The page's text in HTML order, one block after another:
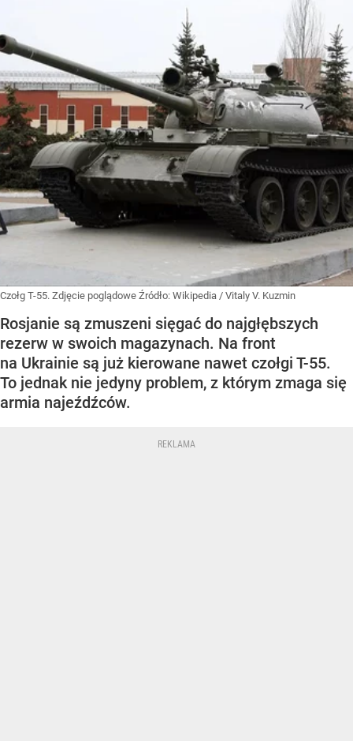
Czołg T-55. Zdjęcie poglądowe Źródło: Wikipedia / Vitaly V. Kuzmin
Rosjanie są zmuszeni sięgać do najgłębszych
rezerw w swoich magazynach. Na front
na Ukrainie są już kierowane nawet czołgi T-55.
To jednak nie jedyny problem, z którym zmaga się
armia najeźdźców.